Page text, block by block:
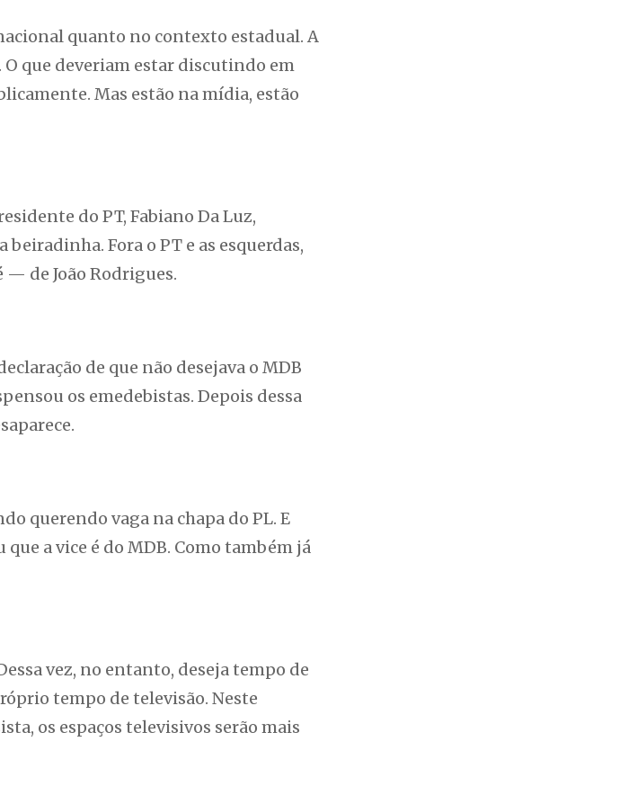
quanto no contexto estadual. A
O que deveriam estar discutindo em
Mas estão na mídia, estão
do PT, Fabiano Da Luz,
Fora o PT e as esquerdas,
de João Rodrigues.
de que não desejava o MDB
os emedebistas. Depois dessa
querendo vaga na chapa do PL. E
a vice é do MDB. Como também já
vez, no entanto, deseja tempo de
tempo de televisão. Neste
os espaços televisivos serão mais